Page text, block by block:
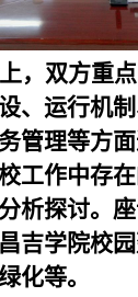
，双方重
、运行机
管理等方面
工作中存
析探讨。
吉学院校
化等。